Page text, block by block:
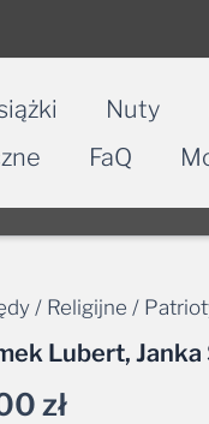
Nuty
FaQ
/ Religijne /
Lubert,
zł